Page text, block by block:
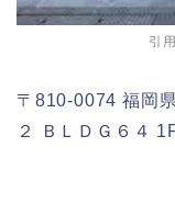
引
〒810-0074 福岡
２ ＢＬＤＧ６４